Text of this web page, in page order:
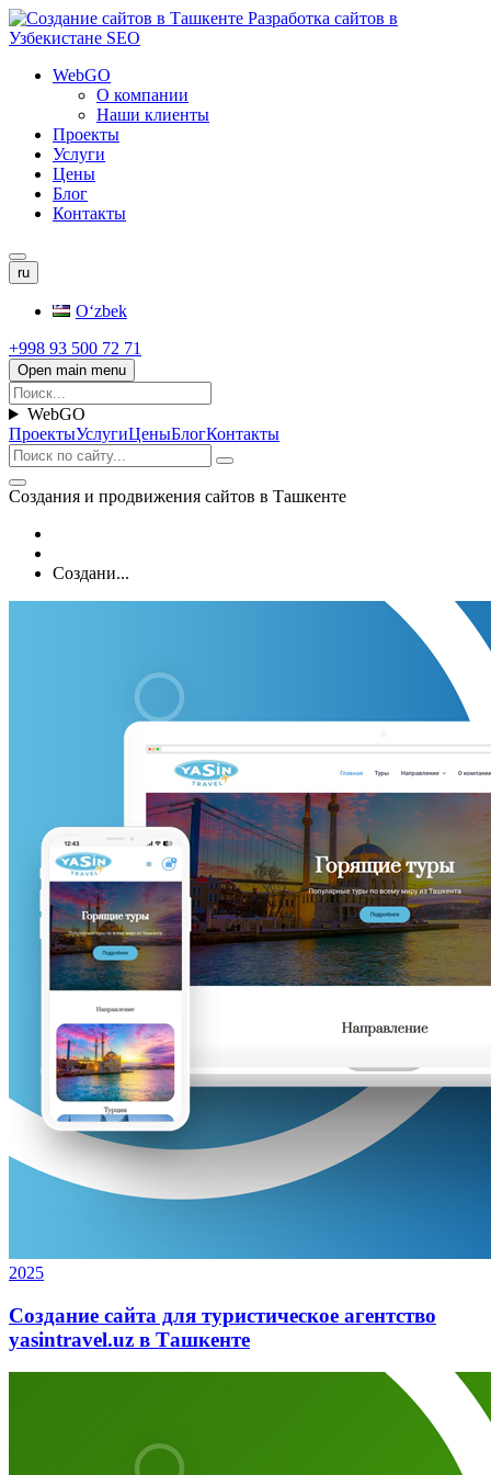
WebGO
О компании
Наши клиенты
Проекты
Услуги
Цены
Блог
Контакты
ru
Oʻzbek
+998 93 500 72 71
Open main menu
WebGO
ПроектыУслугиЦеныБлогКонтакты
Создания и продвижения сайтов в Ташкенте
Создани...
2025
Создание сайта для туристическое агентство
yasintravel.uz в Ташкенте